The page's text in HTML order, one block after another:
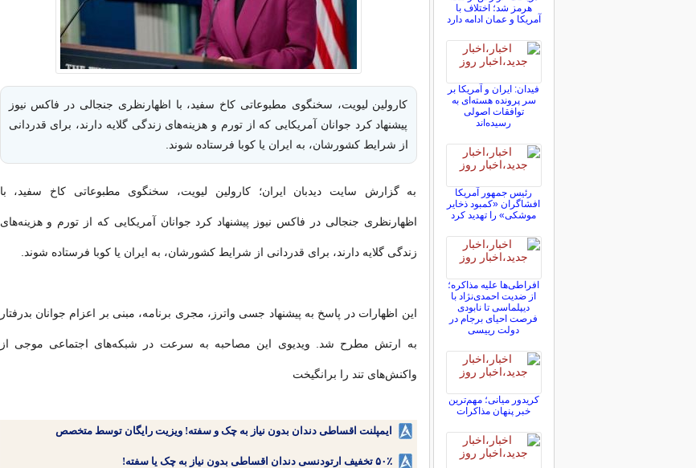
کارولین لیویت، سخنگوی مطبوعاتی کاخ سفید، با اظهارنظری جنجالی در فاکس نیوز
پیشنهاد کرد جوانان آمریکایی که از تورم و هزینه‌های زندگی گلایه دارند، برای قدردانی
از شرایط کشورشان، به ایران یا کوبا فرستاده شوند.
به گزارش سایت دیدبان ایران؛ کارولین لیویت، سخنگوی مطبوعاتی کاخ سفید، با
اظهارنظری جنجالی در فاکس نیوز پیشنهاد کرد جوانان آمریکایی که از تورم و هزینه‌های
زندگی گلایه دارند، برای قدردانی از شرایط کشورشان، به ایران یا کوبا فرستاده شوند.
این اظهارات در پاسخ به پیشنهاد جسی واترز، مجری برنامه، مبنی بر اعزام جوانان بدرفتار
به ارتش مطرح شد. ویدیوی این مصاحبه به سرعت در شبکه‌های اجتماعی موجی از
واکنش‌های تند را برانگیخت
ایمپلنت اقساطی دندان بدون نیاز به چک و سفته! ویزیت رایگان توسط متخصص
۵۰٪ تخفیف ارتودنسی دندان اقساطی بدون نیاز به چک یا سفته!
هرمز شد؛ اختلاف با
آمریکا و عمان ادامه دارد
فیدان: ایران و آمریکا بر
سر پرونده هسته‌ای به
توافقات اصولی
رسیده‌اند
رئیس جمهور آمریکا
افشاگران «کمبود ذخایر
موشکی» را تهدید کرد
افراطی‌ها علیه مذاکره؛
از ضدیت احمدی‌نژاد با
دیپلماسی تا نابودی
فرصت احیای برجام در
دولت رییسی
کریدور میانی؛ مهم‌ترین
خبر پنهان مذاکرات